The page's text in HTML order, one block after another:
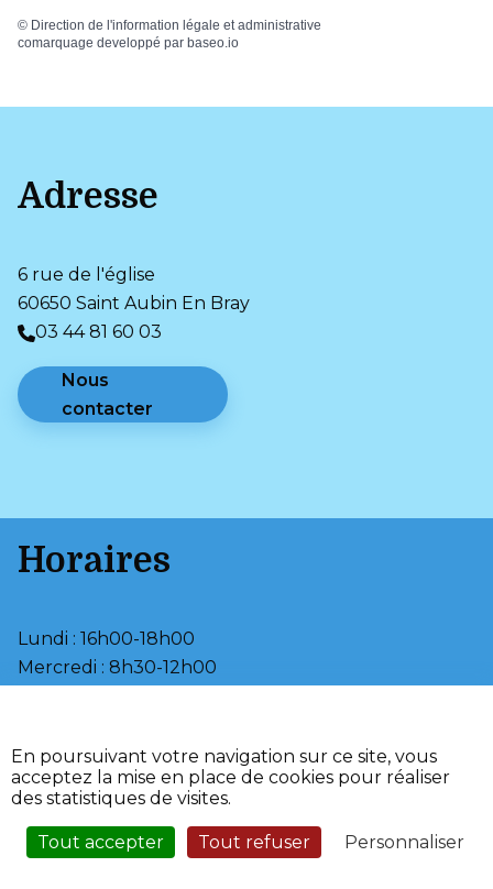
© Direction de l'information légale et administrative
comarquage developpé par baseo.io
Adresse
6 rue de l'église
60650 Saint Aubin En Bray
03 44 81 60 03
Nous
contacter
Horaires
Lundi : 16h00-18h00
Mercredi : 8h30-12h00
Plan du site • Aide •
Accessibilité •
l'Adico
Service Sécurisé
En poursuivant votre navigation sur ce site, vous
acceptez la mise en place de cookies pour réaliser
des statistiques de visites.
Tout accepter Tout refuser Personnaliser